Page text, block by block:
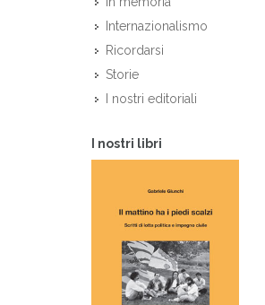
Internazionalismo
Ricordarsi
Storie
I nostri editoriali
I nostri libri